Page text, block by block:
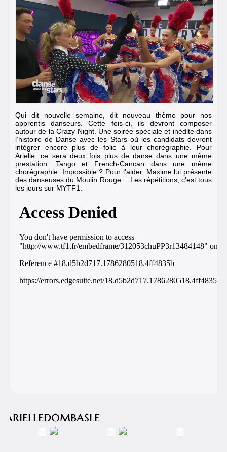
Qui dit nouvelle semaine, dit nouveau thème pour nos
apprentis danseurs. Cette fois-ci, ils devront composer
autour de la Crazy Night. Une soirée spéciale et inédite dans
l’histoire de Danse avec les Stars où les candidats devront
intégrer encore plus de folie à leur chorégraphie. Pour
Arielle, ce sera deux fois plus de danse dans une même
prestation. Tango et French-Cancan dans une même
chorégraphie. Impossible ? Pour l’aider, Maxime lui présente
des danseuses du Moulin Rouge… Les répétitions, c’est tous
les jours sur MYTF1.